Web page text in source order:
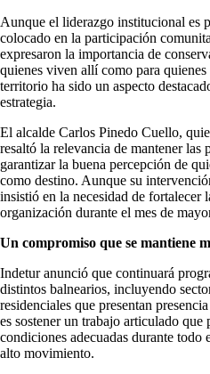
Aunque el liderazgo institucional es
colocado en la participación
expresaron la importancia de
quienes viven allí como para
territorio ha sido un aspecto
estrategia.
El alcalde Carlos Pinedo Cuello,
resaltó la relevancia de mantener las
garantizar la buena percepción de
como destino. Aunque su
insistió en la necesidad de fortalecer
organización durante el mes de
Un compromiso que se mantiene
Indetur anunció que continuará
distintos balnearios, incluyendo
residenciales que presentan
es sostener un trabajo articulado que
condiciones adecuadas durante todo
alto movimiento.